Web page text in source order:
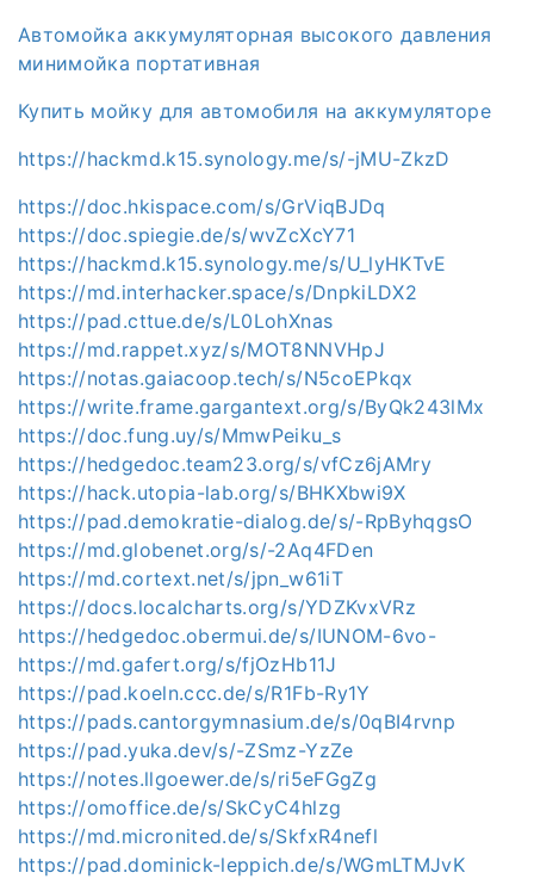
Автомойка аккумуляторная высокого давления
минимойка портативная
Купить мойку для автомобиля на аккумуляторе
https://hackmd.k15.synology.me/s/-jMU-ZkzD
https://doc.hkispace.com/s/GrViqBJDq
https://doc.spiegie.de/s/wvZcXcY71
https://hackmd.k15.synology.me/s/U_lyHKTvE
https://md.interhacker.space/s/DnpkiLDX2
https://pad.cttue.de/s/L0LohXnas
https://md.rappet.xyz/s/MOT8NNVHpJ
https://notas.gaiacoop.tech/s/N5coEPkqx
https://write.frame.gargantext.org/s/ByQk243lMx
https://doc.fung.uy/s/MmwPeiku_s
https://hedgedoc.team23.org/s/vfCz6jAMry
https://hack.utopia-lab.org/s/BHKXbwi9X
https://pad.demokratie-dialog.de/s/-RpByhqgsO
https://md.globenet.org/s/-2Aq4FDen
https://md.cortext.net/s/jpn_w61iT
https://docs.localcharts.org/s/YDZKvxVRz
https://hedgedoc.obermui.de/s/IUNOM-6vo-
https://md.gafert.org/s/fjOzHb11J
https://pad.koeln.ccc.de/s/R1Fb-Ry1Y
https://pads.cantorgymnasium.de/s/0qBI4rvnp
https://pad.yuka.dev/s/-ZSmz-YzZe
https://notes.llgoewer.de/s/ri5eFGgZg
https://omoffice.de/s/SkCyC4hlzg
https://md.micronited.de/s/SkfxR4nefl
https://pad.dominick-leppich.de/s/WGmLTMJvK